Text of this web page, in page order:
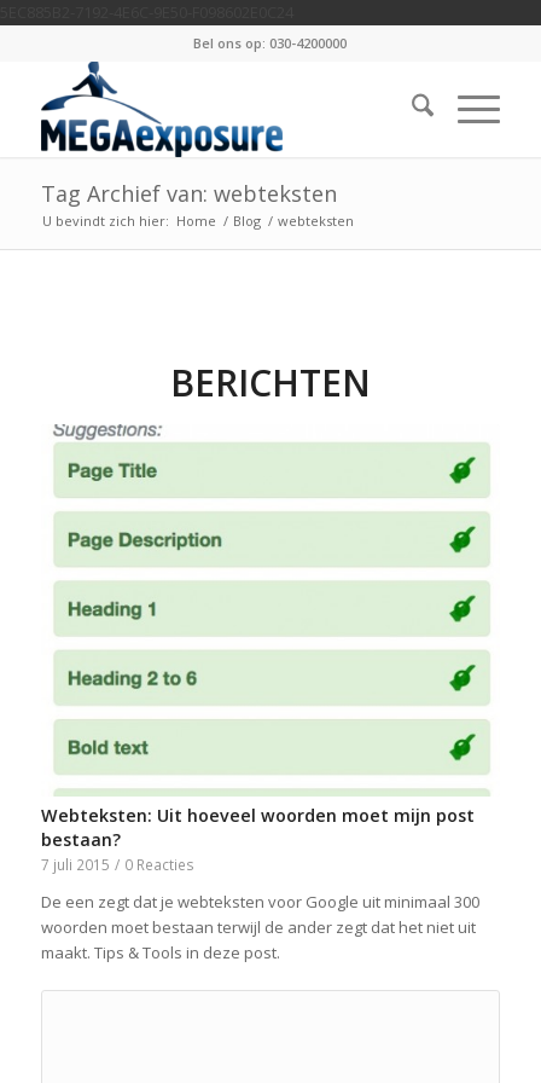
Bel ons op: 030-4200000
Tag Archief van: webteksten
U bevindt zich hier: Home / Blog / webteksten
BERICHTEN
Webteksten: Uit hoeveel woorden moet mijn post
bestaan?
7 juli 2015 / 0 Reacties
De een zegt dat je webteksten voor Google uit minimaal 300
woorden moet bestaan terwijl de ander zegt dat het niet uit
maakt. Tips & Tools in deze post.